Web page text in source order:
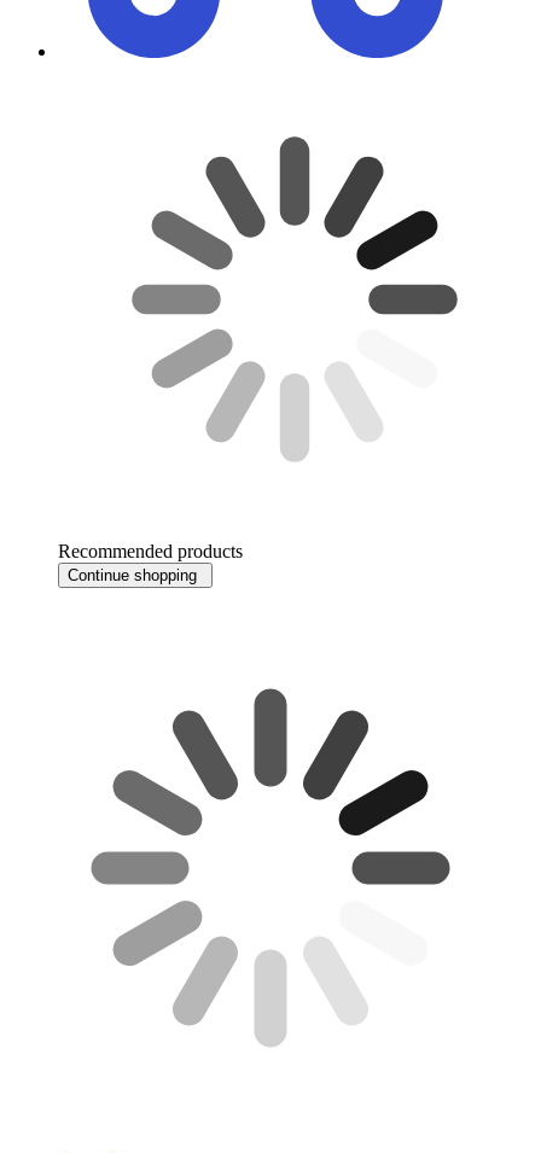
Recommended products
Continue shopping